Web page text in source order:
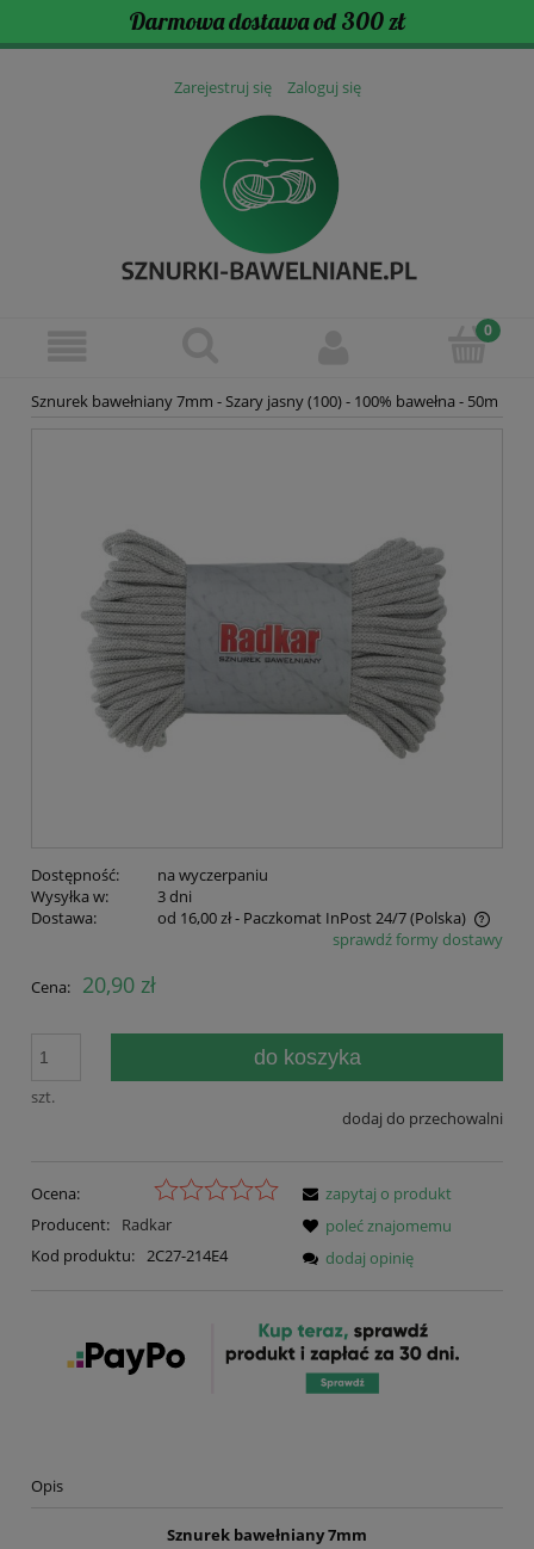
Darmowa dostawa od 300 zł
Zarejestruj się Zaloguj się
Sznurek bawełniany 7mm - Szary jasny (100) - 100% bawełna - 50m
Dostępność:
na wyczerpaniu
Wysyłka w:
3 dni
Dostawa:
od 16,00 zł- Paczkomat InPost 24/7(Polska)
Cena nie zawiera ewentualnych kosztów płatnościsprawdź formy dostawy
Cena: 20,90 zł
szt.
do koszyka
dodaj do przechowalni
Ocena:
Producent:
Radkar
Kod produktu: 2C27-214E4
zapytaj o produkt
poleć znajomemu
dodaj opinię
Opis
Sznurek bawełniany 7mm